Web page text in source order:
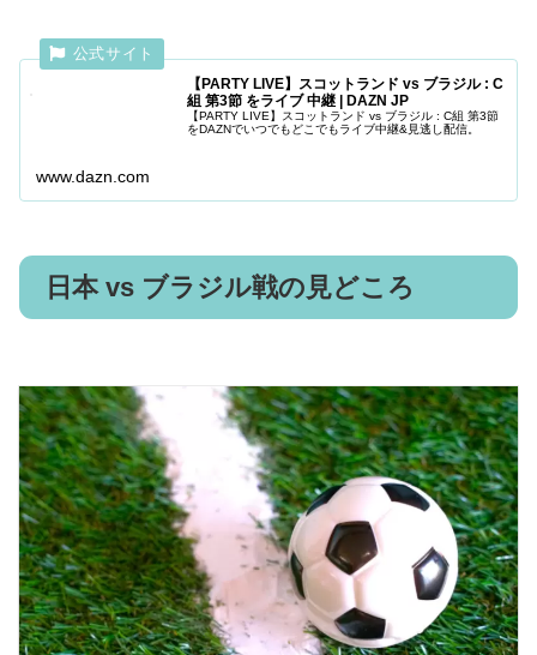
【PARTY LIVE】スコットランド vs ブラジル : C
組 第3節 をライブ 中継 | DAZN JP
【PARTY LIVE】スコットランド vs ブラジル : C組 第3節
をDAZNでいつでもどこでもライブ中継&見逃し配信。
www.dazn.com
日本 vs ブラジル戦の見どころ